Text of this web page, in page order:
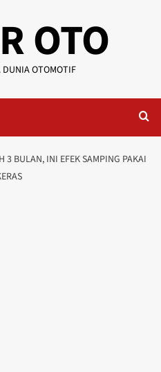
OTO
DUNIA OTOMOTIF
3 BULAN, INI EFEK SAMPING PAKAI